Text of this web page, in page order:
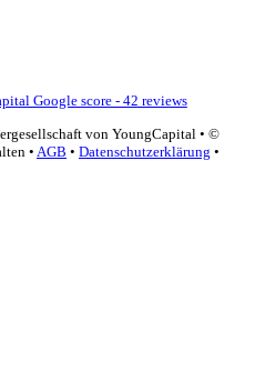
Google score - 42 reviews
von YoungCapital • ©
• AGB • Datenschutzerklärung •